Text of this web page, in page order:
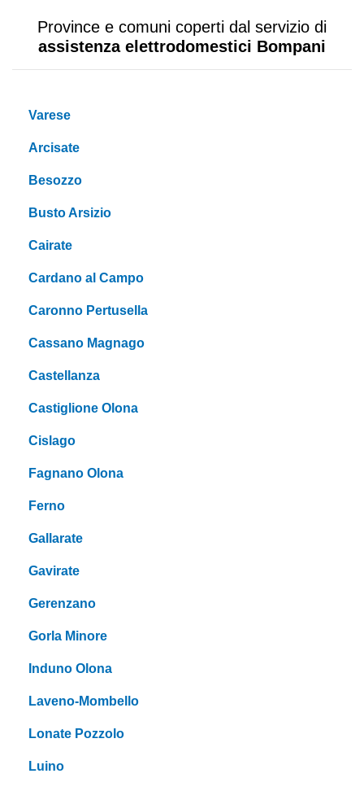
Province e comuni coperti dal servizio di
assistenza elettrodomestici Bompani
Varese
Arcisate
Besozzo
Busto Arsizio
Cairate
Cardano al Campo
Caronno Pertusella
Cassano Magnago
Castellanza
Castiglione Olona
Cislago
Fagnano Olona
Ferno
Gallarate
Gavirate
Gerenzano
Gorla Minore
Induno Olona
Laveno-Mombello
Lonate Pozzolo
Luino